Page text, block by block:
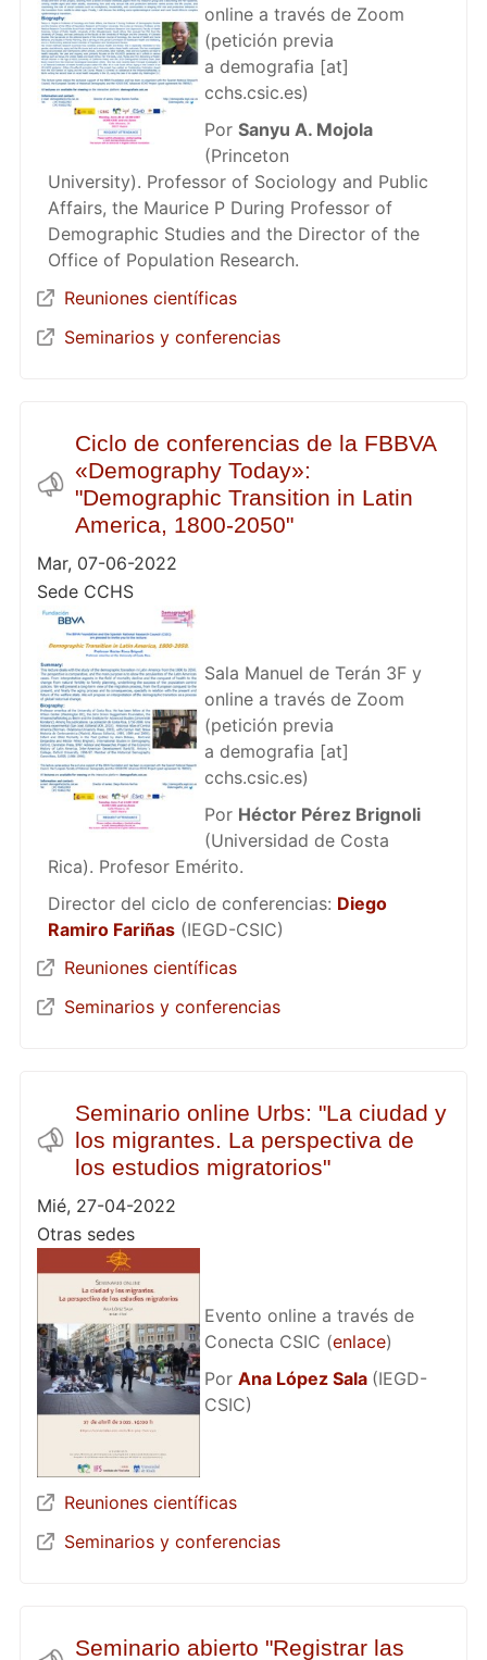
online a través de Zoom
(petición previa
a demografia [at]
cchs.csic.es)
Por Sanyu A. Mojola
(Princeton
University). Professor of Sociology and Public
Affairs, the Maurice P During Professor of
Demographic Studies and the Director of the
Office of Population Research.
Reuniones científicas
Seminarios y conferencias
Ciclo de conferencias de la FBBVA
«Demography Today»:
"Demographic Transition in Latin
America, 1800-2050"
Mar, 07-06-2022
Sede CCHS
Sala Manuel de Terán 3F y
online a través de Zoom
(petición previa
a demografia [at]
cchs.csic.es)
Por Héctor Pérez Brignoli
(Universidad de Costa
Rica). Profesor Emérito.
Director del ciclo de conferencias: Diego
Ramiro Fariñas(IEGD-CSIC)
Reuniones científicas
Seminarios y conferencias
Seminario online Urbs: "La ciudad y
los migrantes. La perspectiva de
los estudios migratorios"
Mié, 27-04-2022
Otras sedes
Evento online a través de
Conecta CSIC (enlace)
Por Ana López Sala (IEGD-
CSIC)
Reuniones científicas
Seminarios y conferencias
Seminario abierto "Registrar las